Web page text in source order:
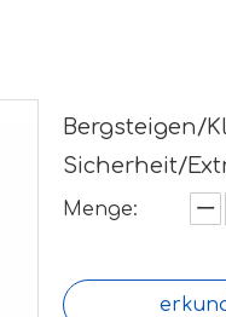
Bergsteigen/
Sicherheit/
Menge: